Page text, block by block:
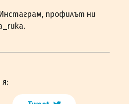
профилът ни
я: